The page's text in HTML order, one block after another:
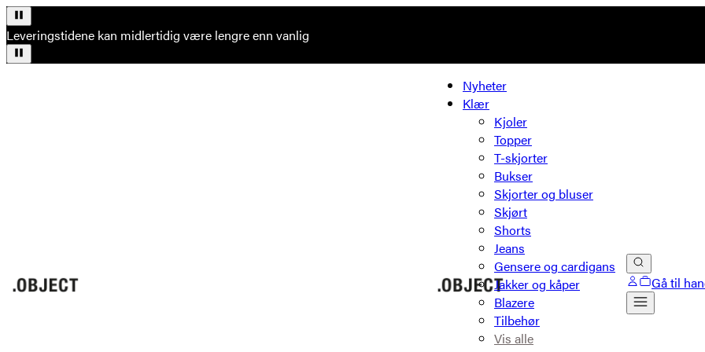
Leveringstidene kan midlertidig være lengre enn vanlig
Nyheter
Klær
Kjoler
Topper
T-skjorter
Bukser
Skjorter og bluser
Skjørt
Shorts
Jeans
Gensere og cardigans
Jakker og kåper
Blazere
Tilbehør
Vis alle
Gå til